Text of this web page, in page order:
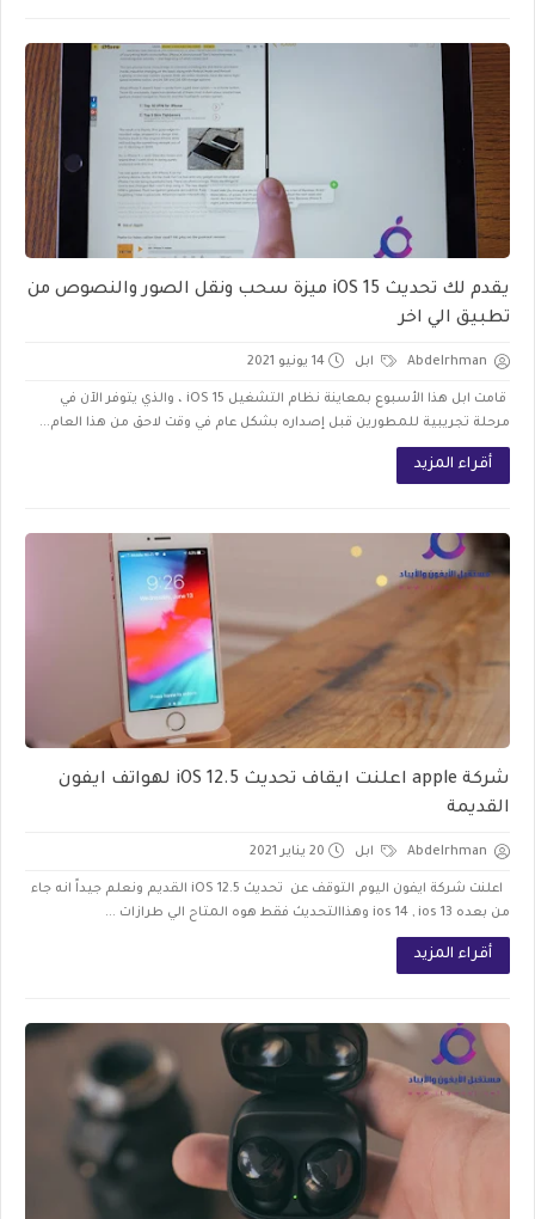
يقدم لك تحديث iOS 15 ميزة سحب ونقل الصور والنصوص من
تطبيق الي اخر
Abdelrhman ابل 14 يونيو 2021
قامت ابل هذا الأسبوع بمعاينة نظام التشغيل iOS 15 ، والذي يتوفر الآن في
مرحلة تجريبية للمطورين قبل إصداره بشكل عام في وقت لاحق من هذا العام...
أقراء المزيد
شركة apple اعلنت ايقاف تحديث iOS 12.5 لهواتف ايفون
القديمة
Abdelrhman ابل 20 يناير 2021
اعلنت شركة ايفون اليوم التوقف عن تحديث iOS 12.5 القديم ونعلم جيداً انه جاء
من بعده ios 14 , ios 13 وهذاالتحديث فقط هوه المتاح الي طرازات ...
أقراء المزيد